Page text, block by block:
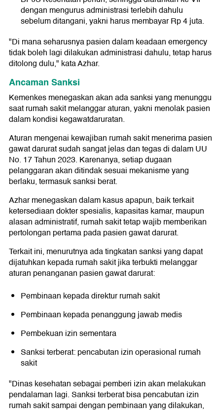
dengan mengurus administrasi terlebih dahulu
sebelum ditangani, yakni harus membayar Rp 4 juta.
"Di mana seharusnya pasien dalam keadaan emergency
tidak boleh lagi dilakukan administrasi dahulu, tetap harus
ditolong dulu," kata Azhar.
Ancaman Sanksi
Kemenkes menegaskan akan ada sanksi yang menunggu
saat rumah sakit melanggar aturan, yakni menolak pasien
dalam kondisi kegawatdaruratan.
Aturan mengenai kewajiban rumah sakit menerima pasien
gawat darurat sudah sangat jelas dan tegas di dalam UU
No. 17 Tahun 2023. Karenanya, setiap dugaan
pelanggaran akan ditindak sesuai mekanisme yang
berlaku, termasuk sanksi berat.
Azhar menegaskan dalam kasus apapun, baik terkait
ketersediaan dokter spesialis, kapasitas kamar, maupun
alasan administratif, rumah sakit tetap wajib memberikan
pertolongan pertama pada pasien gawat darurat.
Terkait ini, menurutnya ada tingkatan sanksi yang dapat
dijatuhkan kepada rumah sakit jika terbukti melanggar
aturan penanganan pasien gawat darurat:
Pembinaan kepada direktur rumah sakit
Pembinaan kepada penanggung jawab medis
Pembekuan izin sementara
Sanksi terberat: pencabutan izin operasional rumah
sakit
"Dinas kesehatan sebagai pemberi izin akan melakukan
pendalaman lagi. Sanksi terberat bisa pencabutan izin
rumah sakit sampai dengan pembinaan yang dilakukan,